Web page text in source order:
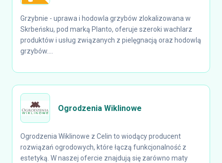
Grzybnie - uprawa i hodowla grzybów zlokalizowana w
Skrbeńsku, pod marką Planto, oferuje szeroki wachlarz
produktów i usług związanych z pielęgnacją oraz hodowlą
grzybów....
Ogrodzenia Wiklinowe
Ogrodzenia Wiklinowe z Celin to wiodący producent
rozwiązań ogrodowych, które łączą funkcjonalność z
estetyką. W naszej ofercie znajdują się zarówno maty